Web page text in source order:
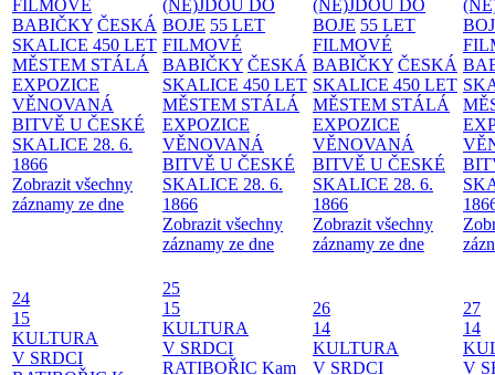
FILMOVÉ
BABIČKY ČESKÁ
SKALICE 450 LET
MĚSTEM STÁLÁ
EXPOZICE
VĚNOVANÁ
BITVĚ U ČESKÉ
SKALICE 28. 6.
1866
Zobrazit všechny
záznamy ze dne
(NE)JDOU DO
BOJE 55 LET
FILMOVÉ
BABIČKY ČESKÁ
SKALICE 450 LET
MĚSTEM STÁLÁ
EXPOZICE
VĚNOVANÁ
BITVĚ U ČESKÉ
SKALICE 28. 6.
1866
Zobrazit všechny
záznamy ze dne
(NE)JDOU DO
BOJE 55 LET
FILMOVÉ
BABIČKY ČESKÁ
SKALICE 450 LET
MĚSTEM STÁLÁ
EXPOZICE
VĚNOVANÁ
BITVĚ U ČESKÉ
SKALICE 28. 6.
1866
Zobrazit všechny
záznamy ze dne
24
15
KULTURA
V SRDCI
25
15
KULTURA
V SRDCI
RATIBOŘIC Kam
26
14
KULTURA
V SRDCI
27
14
V